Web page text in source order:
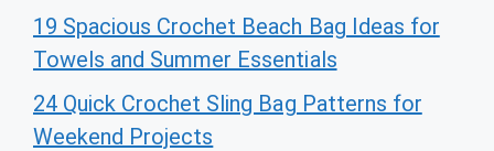
19 Spacious Crochet Beach Bag Ideas for
Towels and Summer Essentials
24 Quick Crochet Sling Bag Patterns for
Weekend Projects